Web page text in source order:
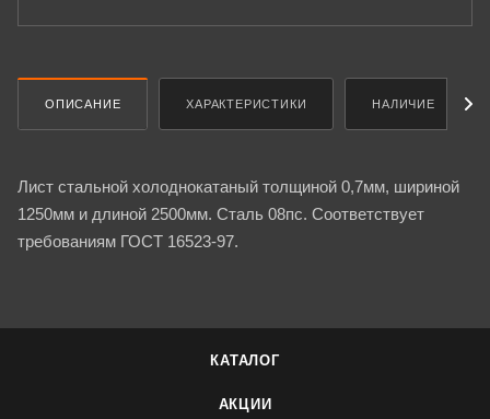
ОПИСАНИЕ ХАРАКТЕРИСТИКИ НАЛИЧИЕ
Лист стальной холоднокатаный толщиной 0,7мм, шириной
1250мм и длиной 2500мм. Сталь 08пс. Соответствует
требованиям ГОСТ 16523-97.
КАТАЛОГ
АКЦИИ